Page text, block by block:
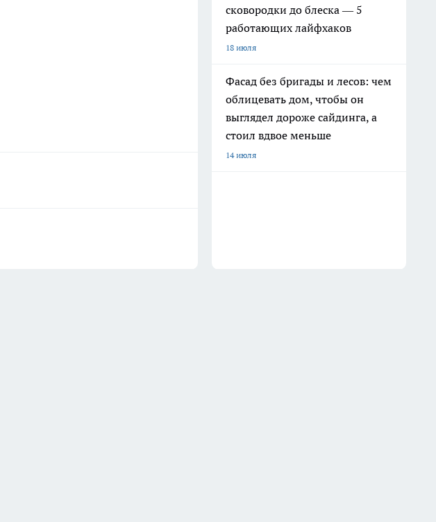
сковородки до блеска — 5
работающих лайфхаков
18 июля
Фасад без бригады и лесов: чем
облицевать дом, чтобы он
выглядел дороже сайдинга, а
стоил вдвое меньше
14 июля